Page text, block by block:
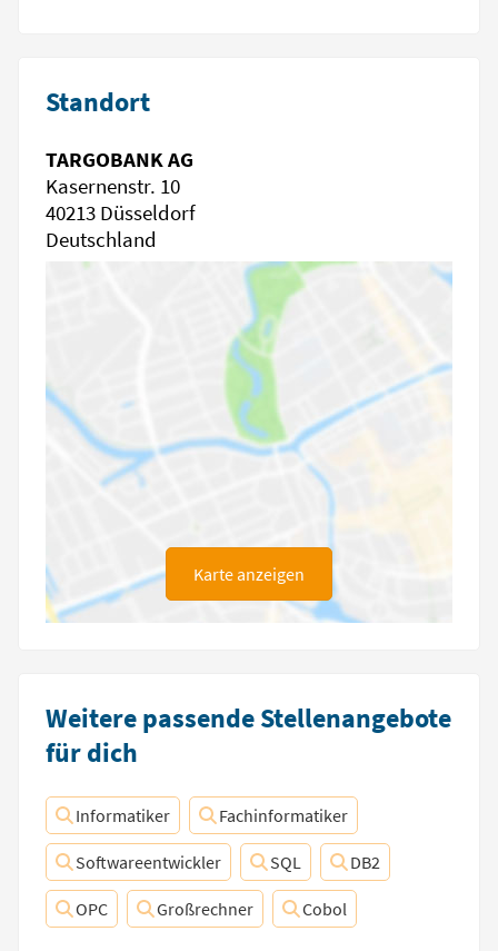
Standort
TARGOBANK AG
Kasernenstr. 10
40213 Düsseldorf
Deutschland
Karte anzeigen
Weitere passende Stellenangebote
für dich
Informatiker Fachinformatiker
Softwareentwickler SQL DB2
OPC Großrechner Cobol